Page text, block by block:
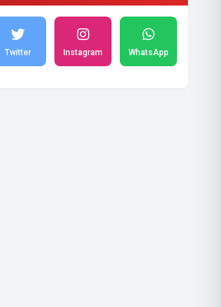
Twitter Instagram WhatsApp